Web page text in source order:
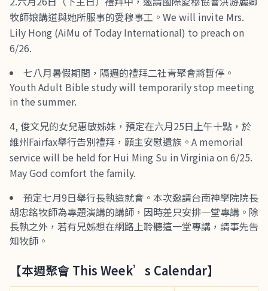
牧師娘講道與她所服事的愛穆事工。We will invite Mrs.
Lily Hong (AiMu of Today International) to preach on
6/26.
七八月暑假期間，隔週的禮拜二社青聚會將暫停。
Youth Adult Bible study will temporarily stop meeting
in the summer.
4, 俊文兄的女兒惠敏姊妹，預定在六月25日上午十點，於
維州Fairfax舉行告別禮拜，願主安慰遺族。A memorial
service will be held for Hui Ming Su in Virginia on 6/25.
May God comfort the family.
預定七月9日舉行長執造就會。本次邀請台南神學院院長
胡忠銘牧師為專題演講的講師，因時差只安排一堂專講。除
長執之外，若有兄姊想在網路上聆聽這一堂專講，請事先告
知牧師。
【本週聚會 This Week’s Calendar】